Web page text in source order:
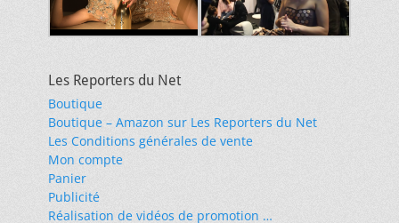
Les Reporters du Net
Boutique
Boutique – Amazon sur Les Reporters du Net
Les Conditions générales de vente
Mon compte
Panier
Publicité
Réalisation de vidéos de promotion …